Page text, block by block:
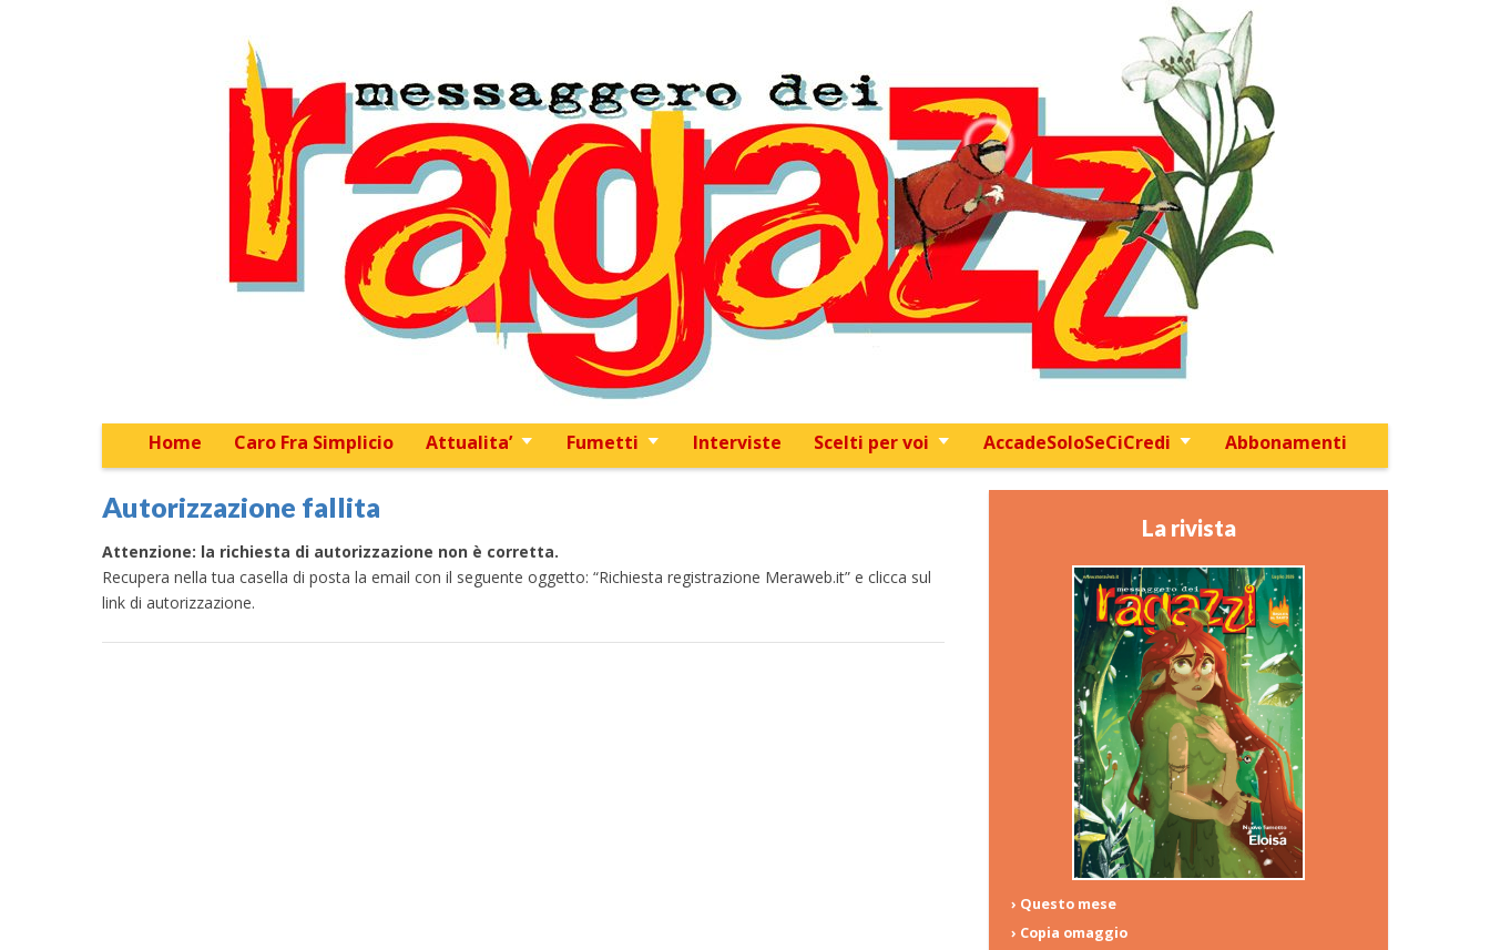
Skip to content
Home Caro Fra Simplicio Attualita’ Fumetti Interviste Scelti per voi AccadeSoloSeCiCredi Abbonamenti
Sub menu
Autorizzazione fallita
Attenzione: la richiesta di autorizzazione non è corretta.
Recupera nella tua casella di posta la email con il seguente oggetto: “Richiesta registrazione Meraweb.it” e clicca sul
link di autorizzazione.
La rivista
› Questo mese
› Copia omaggio